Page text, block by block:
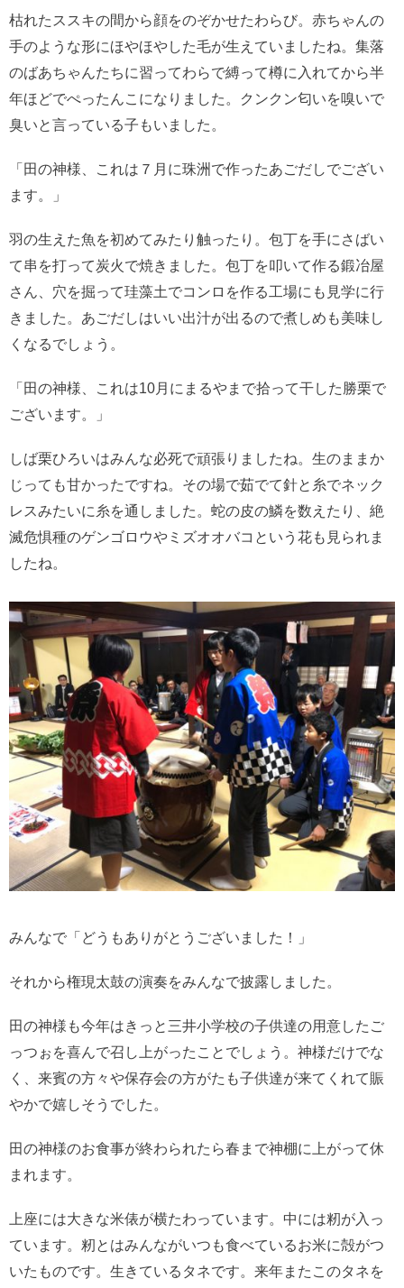
枯れたススキの間から顔をのぞかせたわらび。赤ちゃんの
手のような形にほやほやした毛が生えていましたね。集落
のばあちゃんたちに習ってわらで縛って樽に入れてから半
年ほどでぺったんこになりました。クンクン匂いを嗅いで
臭いと言っている子もいました。
「田の神様、これは７月に珠洲で作ったあごだしでござい
ます。」
羽の生えた魚を初めてみたり触ったり。包丁を手にさばい
て串を打って炭火で焼きました。包丁を叩いて作る鍛冶屋
さん、穴を掘って珪藻土でコンロを作る工場にも見学に行
きました。あごだしはいい出汁が出るので煮しめも美味し
くなるでしょう。
「田の神様、これは10月にまるやまで拾って干した勝栗で
ございます。」
しば栗ひろいはみんな必死で頑張りましたね。生のままか
じっても甘かったですね。その場で茹でて針と糸でネック
レスみたいに糸を通しました。蛇の皮の鱗を数えたり、絶
滅危惧種のゲンゴロウやミズオオバコという花も見られま
したね。
みんなで「どうもありがとうございました！」
それから権現太鼓の演奏をみんなで披露しました。
田の神様も今年はきっと三井小学校の子供達の用意したご
っつぉを喜んで召し上がったことでしょう。神様だけでな
く、来賓の方々や保存会の方がたも子供達が来てくれて賑
やかで嬉しそうでした。
田の神様のお食事が終わられたら春まで神棚に上がって休
まれます。
上座には大きな米俵が横たわっています。中には籾が入っ
ています。籾とはみんながいつも食べているお米に殻がつ
いたものです。生きているタネです。来年またこのタネを